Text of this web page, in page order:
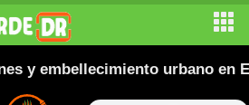
embellecimiento urbano en El